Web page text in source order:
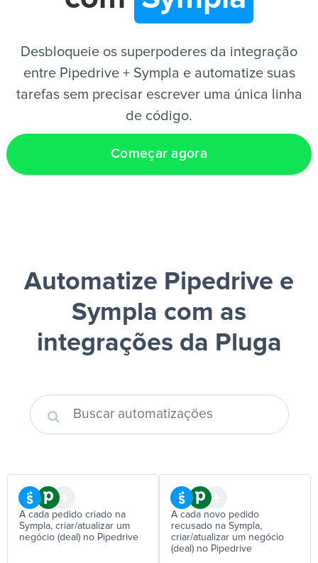
Desbloqueie os superpoderes da integração
entre Pipedrive + Sympla e automatize suas
tarefas sem precisar escrever uma única linha
de código.
Começar agora
Automatize Pipedrive e
Sympla com as
integrações da Pluga
A cada pedido criado na
Sympla, criar/atualizar um
negócio (deal) no Pipedrive
A cada novo pedido
recusado na Sympla,
criar/atualizar um negócio
(deal) no Pipedrive